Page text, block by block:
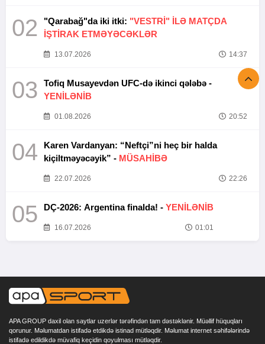
02 "Qarabağ"da iki itki: "VESTRİ" İLƏ MATÇDA
İŞTİRAK ETMƏYƏCƏKLƏR
13.07.2026 14:37
03
Tofiq Musayevdən UFC-də ikinci qələbə -
YENİLƏNİB
01.08.2026 20:52
04
Karen Vardanyan: “Neftçi”ni heç bir halda
kiçiltməyəcəyik” - MÜSAHİBƏ
22.07.2026 22:26
05 DÇ-2026: Argentina finalda! - YENİLƏNİB
16.07.2026 01:01
APA GROUP daxil olan saytlar uzerlər tərəfindən tam dəstəklənir. Müəllif hüquqları
qorunur. Məlumatdan istifadə etdikdə istinad mütləqdir. Məlumat internet səhifələrində
istifadə edildikdə müvafiq keçidin qoyulması mütləqdir.